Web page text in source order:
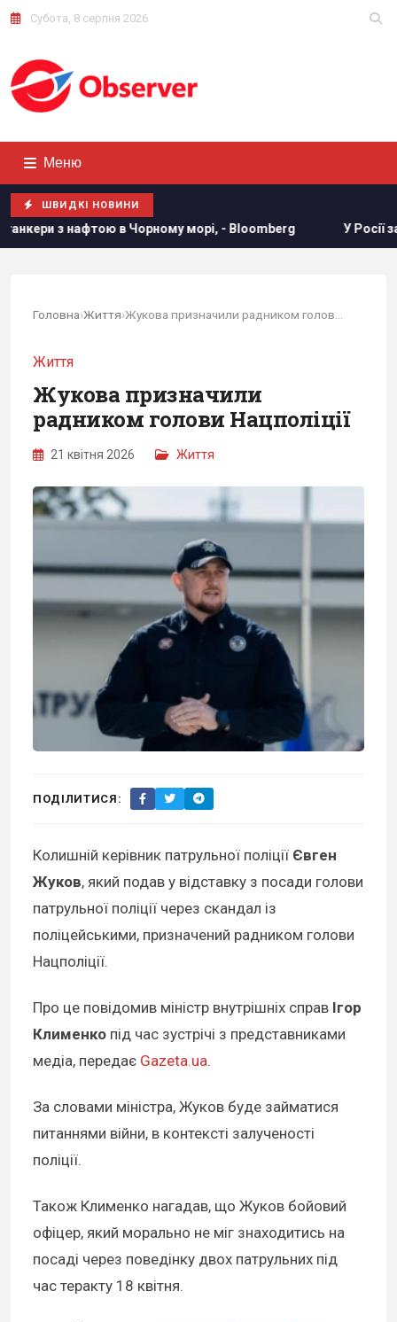
Субота, 8 серпня 2026
Меню
ШВИДКІ НОВИНИ
морі, - Bloomberg У Росії загорілись одразу два
Головна›Життя›
Життя
Жукова призначили
радником голови Нацполіції
21 квітня 2026 Життя
ПОДІЛИТИСЯ:
Колишній керівник патрульної поліції Євген
Жуков, який подав у відставку з посади голови
патрульної поліції через скандал із
поліцейськими, призначений радником голови
Нацполіції.
Про це повідомив міністр внутрішніх справ Ігор
Клименко під час зустрічі з представниками
медіа, передає Gazeta.ua.
За словами міністра, Жуков буде займатися
питаннями війни, в контексті залученості
поліції.
Також Клименко нагадав, що Жуков бойовий
офіцер, який морально не міг знаходитись на
посаді через поведінку двох патрульних під
час теракту 18 квітня.